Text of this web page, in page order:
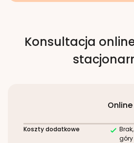
Konsultacja
Online
Koszty dodatkowe
góry